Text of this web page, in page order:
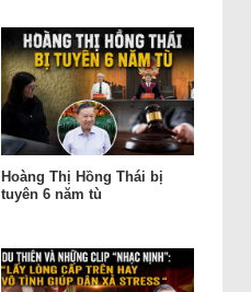
Hoàng Thị Hồng Thái bị
tuyên 6 năm tù